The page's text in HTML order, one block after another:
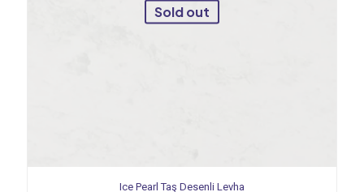
Sold out
Ice Pearl Taş Desenli Levha